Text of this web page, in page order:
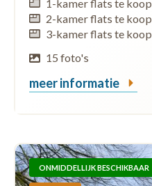
1-kamer flats te koop
2-kamer flats te koop
3-kamer flats te koop
15 foto's
meer informatie
ONMIDDELLIJK BESCHIKBAAR